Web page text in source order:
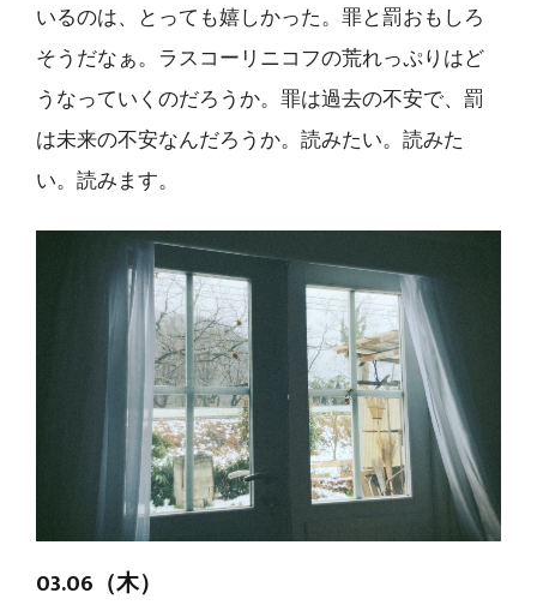
いるのは、とっても嬉しかった。罪と罰おもしろ
そうだなぁ。ラスコーリニコフの荒れっぷりはど
うなっていくのだろうか。罪は過去の不安で、罰
は未来の不安なんだろうか。読みたい。読みた
い。読みます。
03.06（木）